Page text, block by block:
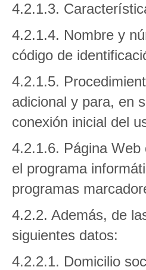
4.2.1.3.
4.2.1.4. Nombre y
código de
4.2.1.5.
adicional y para, en
conexión inicial del
4.2.1.6. Página Web
el programa
programas
4.2.2. Además, de
siguientes datos:
4.2.2.1. Domicilio